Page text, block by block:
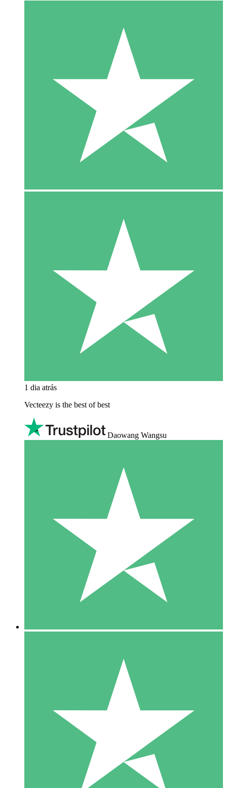
1 dia atrás
Vecteezy is the best of best
Daowang Wangsu